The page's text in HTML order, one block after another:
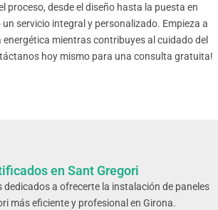
proceso, desde el diseño hasta la puesta en
servicio integral y personalizado. Empieza a
mientras contribuyes al cuidado del
hoy mismo para una consulta gratuita!
en Sant Gregori
dedicados a ofrecerte la instalación de paneles
más eficiente y profesional en Girona.